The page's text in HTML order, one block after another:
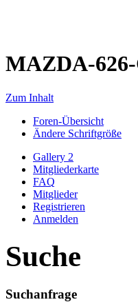
MAZDA-
Zum Inhalt
Foren-Übersicht
Ändere Schriftgröße
Gallery 2
Mitgliederkarte
FAQ
Mitglieder
Registrieren
Anmelden
Suche
Suchanfrage